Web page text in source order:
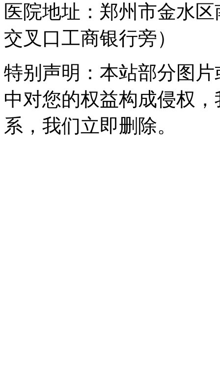
医院地址：郑州市金水
交叉口工商银行旁）
特别声明：本站部分图
中对您的权益构成侵权
系，我们立即删除。